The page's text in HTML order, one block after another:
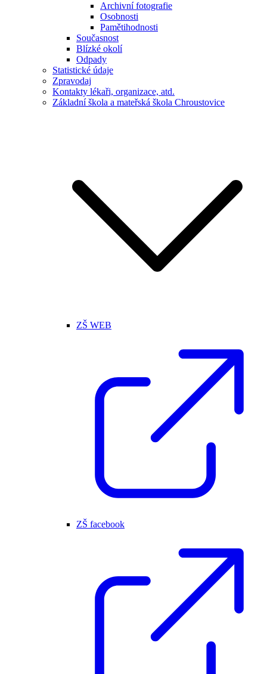
Archivní fotografie
Osobnosti
Pamětihodnosti
Současnost
Blízké okolí
Odpady
Statistické údaje
Zpravodaj
Kontakty lékaři, organizace, atd.
Základní škola a mateřská škola Chroustovice
ZŠ WEB
ZŠ facebook